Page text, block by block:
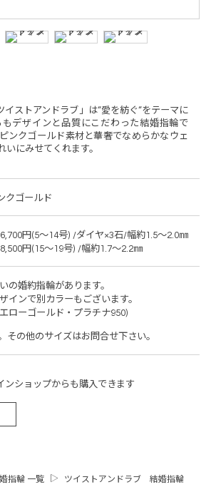
イストアンドラブ」は“愛を紡ぐ“をテーマに
デザインと品質にこだわった結婚指輪で
ンクゴールド素材と華奢でなめらかなウェ
いにみせてくれます。
クゴールド
円(5～14号) /ダイヤ×3石/幅約1.5～2.0㎜
円(15～19号) /幅約1.7～2.2㎜
の婚約指輪があります。
インで別カラーもございます。
ローゴールド・プラチナ950)
その他のサイズはお問合せ下さい。
ンショップからも購入できます
指輪 一覧 ツイストアンドラブ 結婚指輪